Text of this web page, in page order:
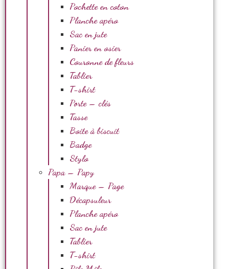
Pochette en coton
Planche apéro
Sac en jute
Panier en osier
Couronne de fleurs
Tablier
T-shirt
Porte – clés
Tasse
Boite à biscuit
Badge
Stylo
Papa – Papy
Marque – Page
Décapsuleur
Planche apéro
Sac en jute
Tablier
T-shirt